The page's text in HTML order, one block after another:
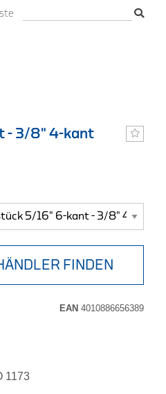
- 3/8" 4-kant
FINDEN
EAN 4010886656389
1173